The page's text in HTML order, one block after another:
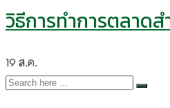
วิธีการทำการตลาด
19 ส.ค.